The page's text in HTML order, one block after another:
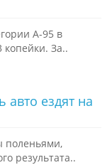
А-95 в
копейки. За..
ездят на
поленьями,
результата..